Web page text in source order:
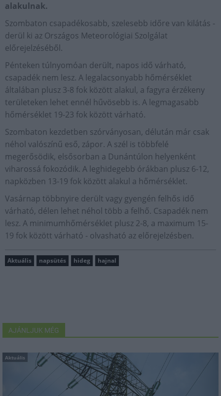
alakulnak.
Szombaton csapadékosabb, szelesebb időre van kilátás -
derül ki az Országos Meteorológiai Szolgálat
előrejelzéséből.
Pénteken túlnyomóan derült, napos idő várható,
csapadék nem lesz. A legalacsonyabb hőmérséklet
általában plusz 3-8 fok között alakul, a fagyra érzékeny
területeken lehet ennél hűvösebb is. A legmagasabb
hőmérséklet 19-23 fok között várható.
Szombaton kezdetben szórványosan, délután már csak
néhol valószínű eső, zápor. A szél is többfelé
megerősödik, elsősorban a Dunántúlon helyenként
viharossá fokozódik. A leghidegebb órákban plusz 6-12,
napközben 13-19 fok között alakul a hőmérséklet.
Vasárnap többnyire derült vagy gyengén felhős idő
várható, délen lehet néhol több a felhő. Csapadék nem
lesz. A minimumhőmérséklet plusz 2-8, a maximum 15-
19 fok között várható - olvasható az előrejelzésben.
Aktuális napsütés hideg hajnal
AJÁNLJUK MÉG
Aktuális